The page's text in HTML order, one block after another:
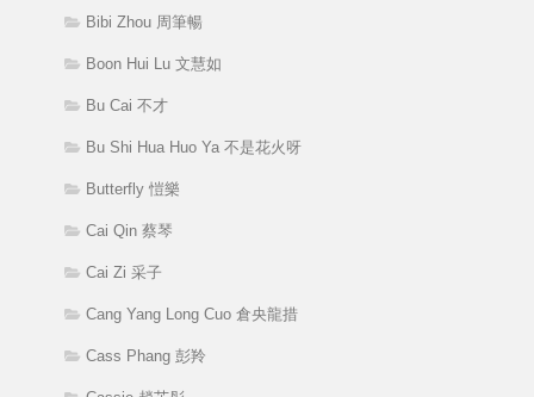
Bibi Zhou 周筆暢
Boon Hui Lu 文慧如
Bu Cai 不才
Bu Shi Hua Huo Ya 不是花火呀
Butterfly 愷樂
Cai Qin 蔡琴
Cai Zi 采子
Cang Yang Long Cuo 倉央龍措
Cass Phang 彭羚